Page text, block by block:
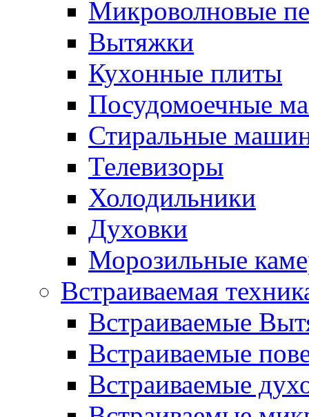
Микроволновые
Вытяжки
Кухонные плиты
Посудомоечные
Стиральные
Телевизоры
Холодильники
Духовки
Морозильные
Встраиваемая
Встраиваемые
Встраиваемые
Встраиваемые